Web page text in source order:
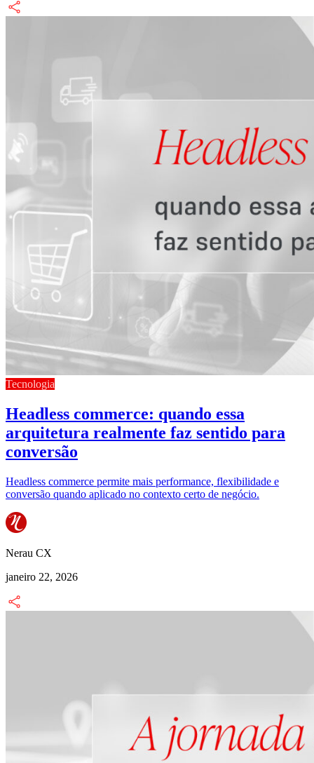
Tecnologia
Headless commerce: quando essa
arquitetura realmente faz sentido para
conversão
Headless commerce permite mais performance, flexibilidade e
conversão quando aplicado no contexto certo de negócio.
Nerau CX
janeiro 22, 2026